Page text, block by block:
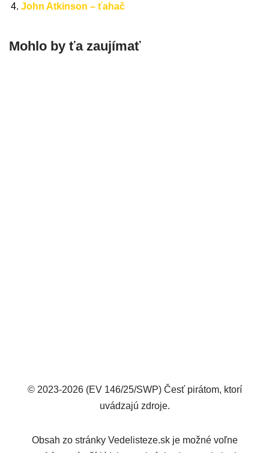
John Atkinson – ťahač
Mohlo by ťa zaujímať
© 2023-2026 (EV 146/25/SWP) Česť pirátom, ktorí
uvádzajú zdroje.
Obsah zo stránky Vedelisteze.sk je možné voľne